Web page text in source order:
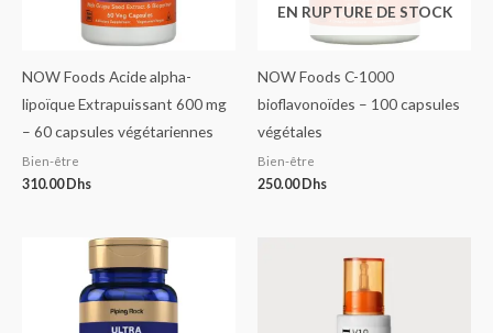
NOW Foods Acide alpha-
lipoïque Extrapuissant 600 mg
– 60 capsules végétariennes
Bien-être
310.00Dhs
EN RUPTURE DE STOCK
NOW Foods C-1000
bioflavonoïdes – 100 capsules
végétales
Bien-être
250.00Dhs